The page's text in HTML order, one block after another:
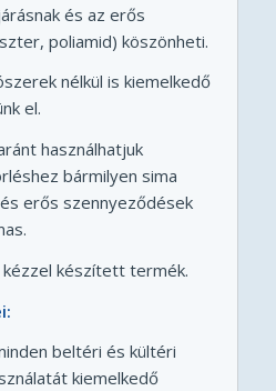
és az erős
poliamid) köszönheti.
nélkül is kiemelkedő
el.
használhatjuk
bármilyen sima
erős szennyeződések
kézzel készített termék.
beltéri és kültéri
kiemelkedő